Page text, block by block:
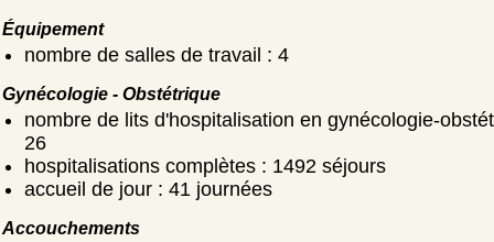
Équipement
nombre de salles de travail : 4
Gynécologie - Obstétrique
nombre de lits d'hospitalisation en gynécologie-
26
hospitalisations complètes : 1492 séjours
accueil de jour : 41 journées
Accouchements